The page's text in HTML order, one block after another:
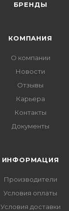
БРЕНДЫ
КОМПАНИЯ
О компании
Новости
Отзывы
Карьера
Контакты
Документы
ИНФОРМАЦИЯ
Производители
Условия оплаты
Условия доставки